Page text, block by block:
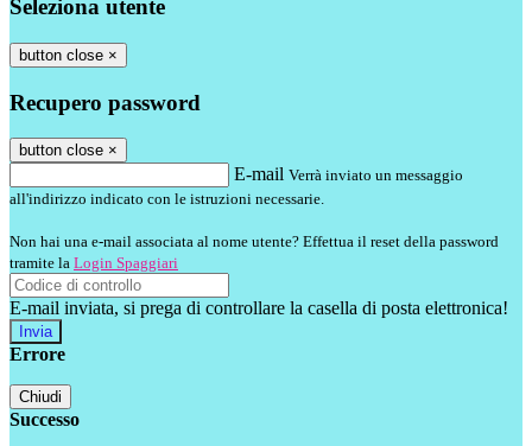
Seleziona utente
button close ×
Recupero password
button close ×
E-mail Verrà inviato un messaggio
all'indirizzo indicato con le istruzioni necessarie.
Non hai una e-mail associata al nome utente? Effettua il reset della password
tramite la Login Spaggiari
E-mail inviata, si prega di controllare la casella di posta elettronica!
Errore
Chiudi
Successo